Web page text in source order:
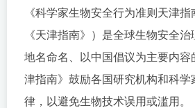
《科学家生物安全行为准则天津
《天津指南》）是全球生物安全
地名命名、以中国倡议为主要内容
津指南》鼓励各国研究机构和科学
律，以避免生物技术误用或滥用。